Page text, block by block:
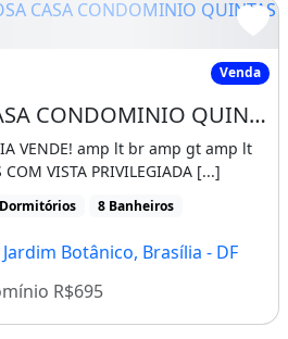
CASA CONDOMINIO QUINTAS
Venda
MARAVILHOSA CASA CONDOMINIO QUINTAS DO SOL
VENDE! amp lt br amp gt amp lt
VISTA PRIVILEGIADA [...]
8 Banheiros
Botânico, Brasília - DF
R$695